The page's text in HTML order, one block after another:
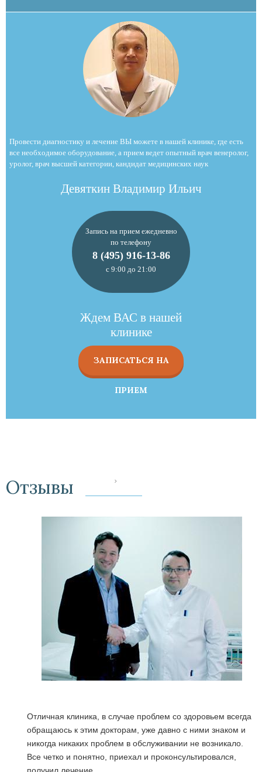
Провести диагностику и лечение ВЫ можете в нашей клинике, где есть
все необходимое оборудование, а прием ведет опытный врач венеролог,
уролог, врач высшей категории, кандидат медицинских наук
Девяткин Владимир Ильич
Запись на прием ежедневно
по телефону
8 (495) 916-13-86
с 9:00 до 21:00
Ждем ВАС в нашей
клинике
ЗАПИСАТЬСЯ НА
ПРИЕМ
Отзывы
Отличная клиника, в случае проблем со здоровьем всегда
обращаюсь к этим докторам, уже давно с ними знаком и
никогда никаких проблем в обслуживании не возникало.
Все четко и понятно, приехал и проконсультировался,
получил лечение.
‹